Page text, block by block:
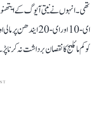
تھی۔ انہوں نے نیتی آیوگ کے
ای-10 اور ای-20
کو کم مائلیج کا نقصان برداشت نہ